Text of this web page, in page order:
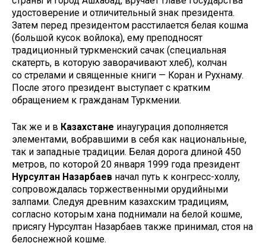
удостоверение и отличительный знак президента.
Затем перед президентом расстилается белая кошма
(большой кусок войлока), ему преподносят
традиционный туркменский сачак (специальная
скатерть, в которую заворачивают хлеб), колчан
со стрелами и священные книги — Коран и Рухнаму.
После этого президент выступает с кратким
обращением к гражданам Туркмении.
Так же и в Казахстане инаугурация дополняется
элементами, вобравшими в себя как национальные,
так и западные традиции. Белая дорога длиной 450
метров, по которой 20 января 1999 года президент
Нурсултан Назарбаев начал путь к конгресс-холлу,
сопровождалась торжественными орудийными
залпами. Следуя древним казахским традициям,
согласно которым хана поднимали на белой кошме,
присягу Нурсултан Назарбаев также принимал, стоя на
белоснежной кошме.